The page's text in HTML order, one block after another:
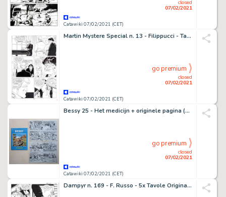
Catawiki 07/02/2021 (CET)
closed
07/02/2021
Martin Mystere Special n. 13 - Filippucci - Tavola Originale "l'ultimo concerto" - Loose page - First edition - (1996)
Catawiki 07/02/2021 (CET)
closed
07/02/2021
go premium
Bessy 25 - Het medicijn + originele pagina (p.11) - Softcover - First edition - (2010)
Catawiki 07/02/2021 (CET)
closed
07/02/2021
go premium
Dampyr n. 169 - F. Russo - 5x Tavole Originali "La tomba del re scorpione " - Loose page - (2014)